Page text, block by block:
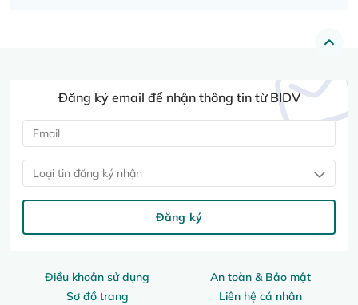
Điều khoản sử dụng
An toàn & Bảo mật
Sơ đồ trang
Liên hệ cá nhân
Đăng ký email để nhận thông tin từ BIDV
Loại tin đăng ký nhận
Đăng ký